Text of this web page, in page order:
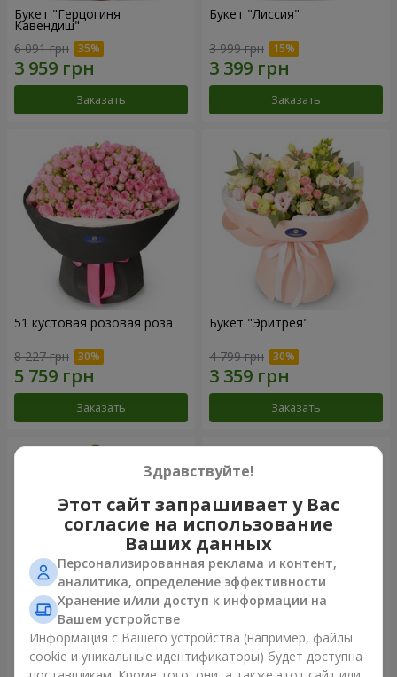
Букет "Герцогиня
Кавендиш"
6 091 грн
Заказать
Букет "Лиссия"
3 999 грн
Заказать
51 кустовая розовая роза
8 227 грн
Заказать
Букет "Эритрея"
4 799 грн
Заказать
Букет "Nude Perfume"
3 175 грн
Букет "Розовая нежность"
4 570 грн
Здравствуйте!
Этот сайт запрашивает у Вас
согласие на использование
Ваших данных
Персонализированная реклама и контент,
аналитика, определение эффективности
Хранение и/или доступ к информации на
Вашем устройстве
Информация с Вашего устройства (например, файлы
cookie и уникальные идентификаторы) будет доступна